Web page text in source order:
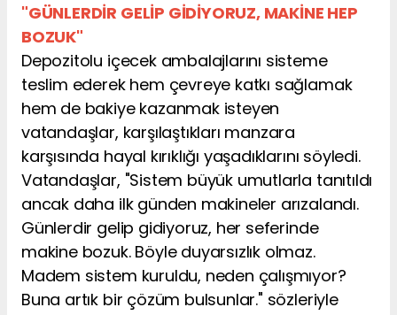
"GÜNLERDİR GELİP GİDİYORUZ, MAKİNE HEP
BOZUK"
Depozitolu içecek ambalajlarını sisteme
teslim ederek hem çevreye katkı sağlamak
hem de bakiye kazanmak isteyen
vatandaşlar, karşılaştıkları manzara
karşısında hayal kırıklığı yaşadıklarını söyledi.
Vatandaşlar, "Sistem büyük umutlarla tanıtıldı
ancak daha ilk günden makineler arızalandı.
Günlerdir gelip gidiyoruz, her seferinde
makine bozuk. Böyle duyarsızlık olmaz.
Madem sistem kuruldu, neden çalışmıyor?
Buna artık bir çözüm bulsunlar." sözleriyle